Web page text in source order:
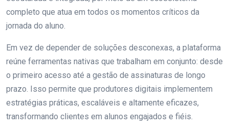
completo que atua em todos os momentos críticos da
jornada do aluno.
Em vez de depender de soluções desconexas, a plataforma
reúne ferramentas nativas que trabalham em conjunto: desde
o primeiro acesso até a gestão de assinaturas de longo
prazo. Isso permite que produtores digitais implementem
estratégias práticas, escaláveis e altamente eficazes,
transformando clientes em alunos engajados e fiéis.